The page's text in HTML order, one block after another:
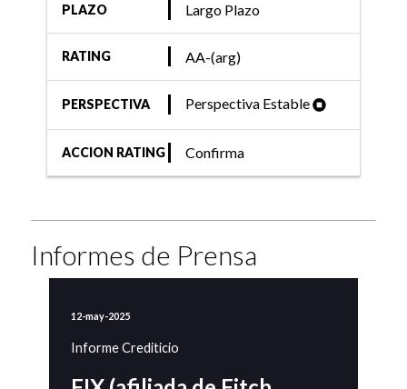
PLAZO Largo Plazo
RATING AA-(arg)
PERSPECTIVA Perspectiva Estable
ACCION RATING Confirma
Informes de Prensa
12-may-2025
Informe Crediticio